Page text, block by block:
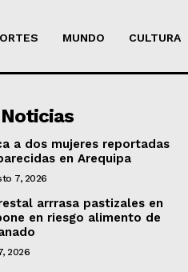
MUNDO CULTURA
a dos mujeres reportadas
en Arequipa
7, 2026
arrrasa pastizales en
en riesgo alimento de
2026